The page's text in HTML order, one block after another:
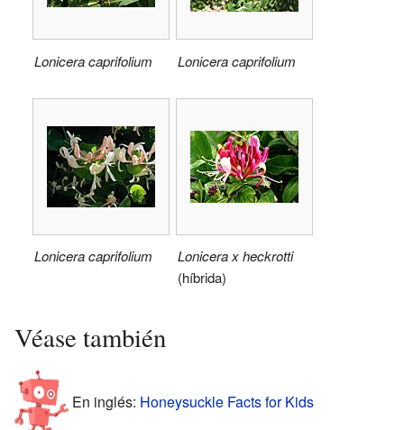
Lonicera caprifolium Lonicera caprifolium
Lonicera caprifolium
Lonicera x heckrotti
(híbrida)
Véase también
En inglés: Honeysuckle Facts for Kids